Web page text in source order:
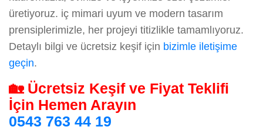
üretiyoruz. iç mimari uyum ve modern tasarım
prensiplerimizle, her projeyi titizlikle tamamlıyoruz.
Detaylı bilgi ve ücretsiz keşif için bizimle iletişime
geçin.
🏡 Ücretsiz Keşif ve Fiyat Teklifi
İçin Hemen Arayın
0543 763 44 19